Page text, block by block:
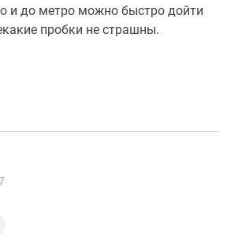
и до метро можно быстро дойти
пробки не страшны.